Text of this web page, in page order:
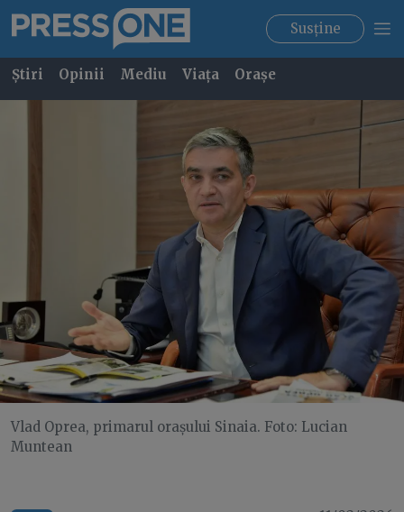
Susține
Știri Opinii Mediu Viața Orașe
Vlad Oprea, primarul orașului Sinaia. Foto: Lucian
Muntean